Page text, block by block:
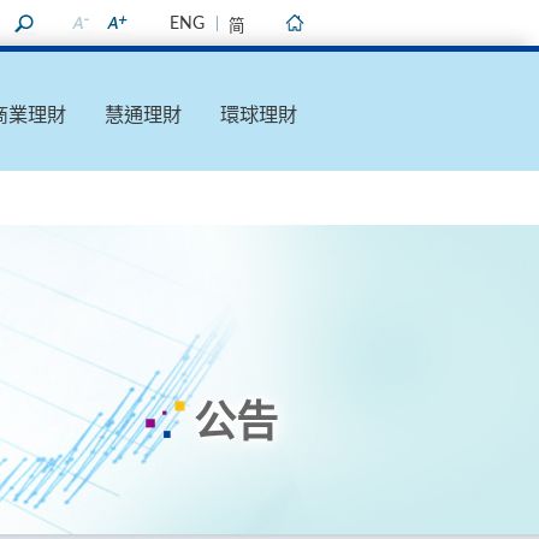
ENG 简
業理財 慧通理財 環球理財
公告